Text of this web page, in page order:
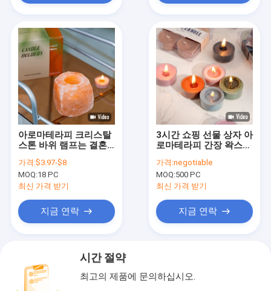
아로마테라피 크리스탈
스톤 바위 램프는 결혼
더에서 설정했습니다
가격:$3.97-$8
MOQ:18 PC
최신 가격 받기
지금 연락
3시간 쇼핑 선물 상자 아
로마테라피 간장 왁스
제 4개
가격:negotiable
MOQ:500 PC
최신 가격 받기
지금 연락
시간 절약
최고의 제품에 문의하십시오.